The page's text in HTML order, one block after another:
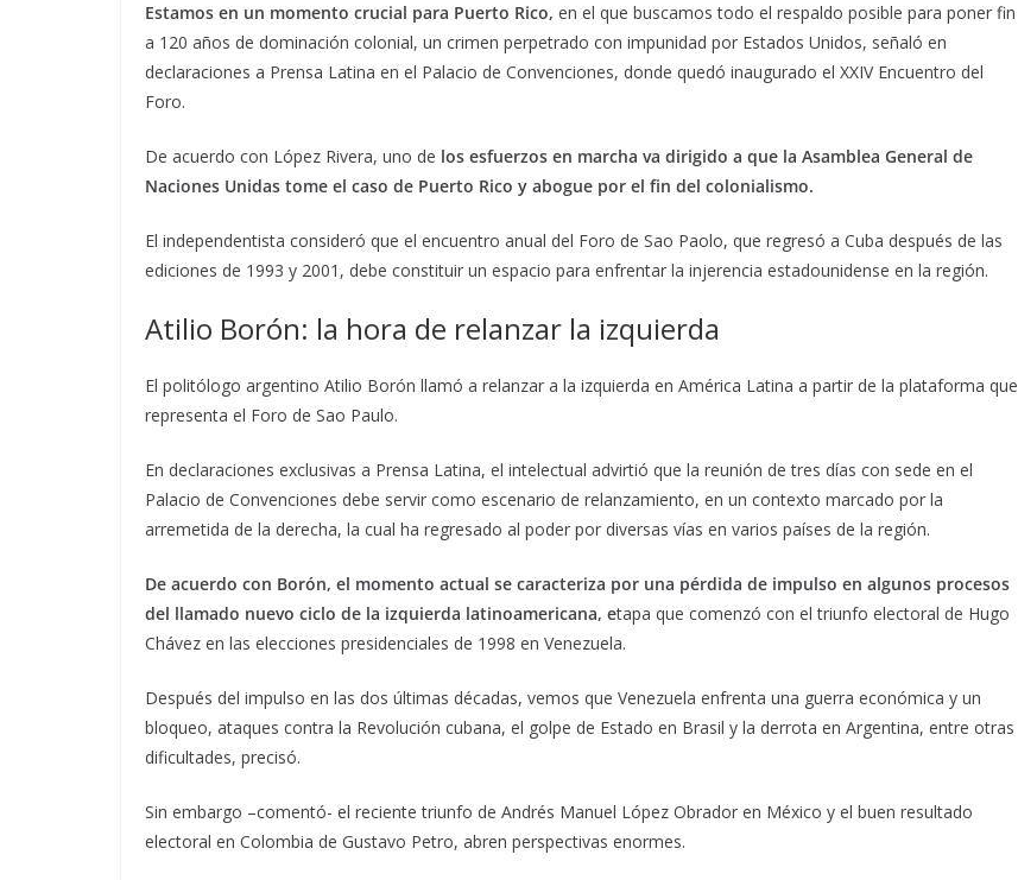
Estamos en un momento crucial para Puerto Rico, en el que buscamos todo el respaldo posible para poner fin
a 120 años de dominación colonial, un crimen perpetrado con impunidad por Estados Unidos, señaló en
declaraciones a Prensa Latina en el Palacio de Convenciones, donde quedó inaugurado el XXIV Encuentro del
Foro.
De acuerdo con López Rivera, uno de los esfuerzos en marcha va dirigido a que la Asamblea General de
Naciones Unidas tome el caso de Puerto Rico y abogue por el fin del colonialismo.
El independentista consideró que el encuentro anual del Foro de Sao Paolo, que regresó a Cuba después de las
ediciones de 1993 y 2001, debe constituir un espacio para enfrentar la injerencia estadounidense en la región.
Atilio Borón: la hora de relanzar la izquierda
El politólogo argentino Atilio Borón llamó a relanzar a la izquierda en América Latina a partir de la plataforma que
representa el Foro de Sao Paulo.
En declaraciones exclusivas a Prensa Latina, el intelectual advirtió que la reunión de tres días con sede en el
Palacio de Convenciones debe servir como escenario de relanzamiento, en un contexto marcado por la
arremetida de la derecha, la cual ha regresado al poder por diversas vías en varios países de la región.
De acuerdo con Borón, el momento actual se caracteriza por una pérdida de impulso en algunos procesos
del llamado nuevo ciclo de la izquierda latinoamericana, etapa que comenzó con el triunfo electoral de Hugo
Chávez en las elecciones presidenciales de 1998 en Venezuela.
Después del impulso en las dos últimas décadas, vemos que Venezuela enfrenta una guerra económica y un
bloqueo, ataques contra la Revolución cubana, el golpe de Estado en Brasil y la derrota en Argentina, entre otras
dificultades, precisó.
Sin embargo –comentó- el reciente triunfo de Andrés Manuel López Obrador en México y el buen resultado
electoral en Colombia de Gustavo Petro, abren perspectivas enormes.